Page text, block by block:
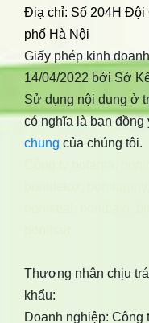
Điạ chỉ: Số 204H Đội
phố Hà Nội
Giấy phép kinh
14/04/2022 bởi Sở
Sử dụng nội dung ở
có nghĩa là bạn
chung của chúng tôi.
Thương nhân chịu
khẩu:
Doanh nghiệp: Công